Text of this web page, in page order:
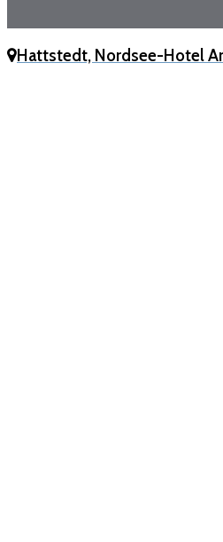
Hattstedt, Nordsee-Hotel